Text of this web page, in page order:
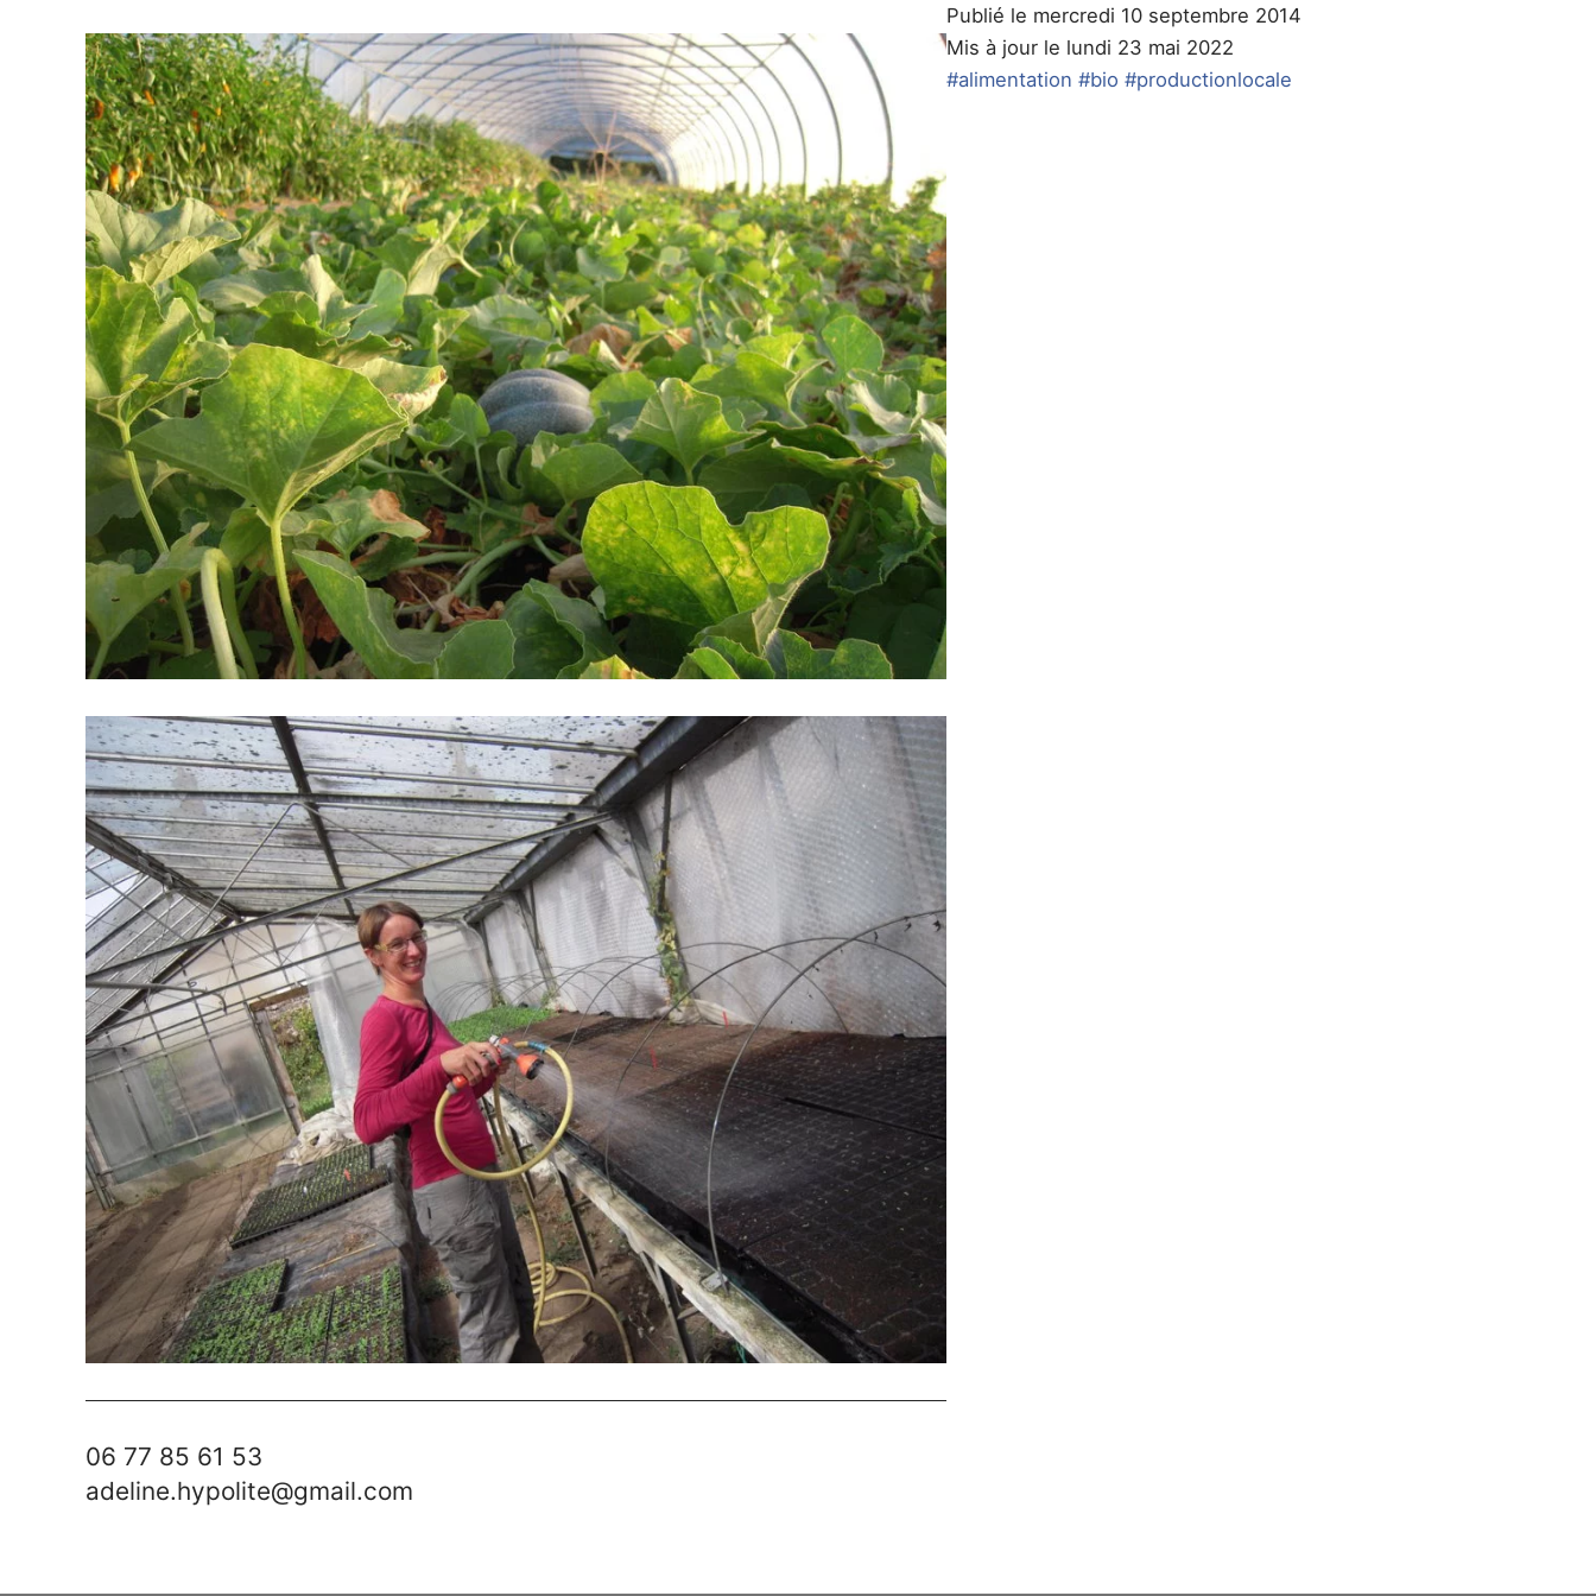
06 77 85 61 53
adeline.hypolite@gmail.com
Publié le mercredi 10 septembre 2014
Mis à jour le lundi 23 mai 2022
#alimentation #bio #productionlocale